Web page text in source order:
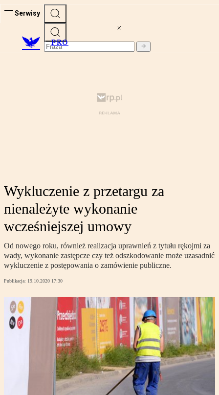
Serwisy
PRO
Wykluczenie z przetargu za
nienależyte wykonanie
wcześniejszej umowy
Od nowego roku, również realizacja uprawnień z tytułu rękojmi za
wady, wykonanie zastępcze czy też odszkodowanie może uzasadnić
wykluczenie z postępowania o zamówienie publiczne.
Publikacja: 19.10.2020 17:30